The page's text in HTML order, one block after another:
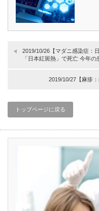
2019/10/26【マダニ感染症：
「日本紅斑熱」で死亡 今年
2019/10/27【麻疹
トップページに戻る